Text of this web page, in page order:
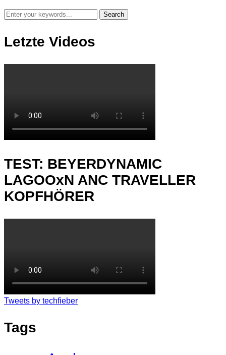
Letzte Videos
TEST: BEYERDYNAMIC
LAGOOxN ANC TRAVELLER
KOPFHÖRER
Tweets by techfieber
Tags